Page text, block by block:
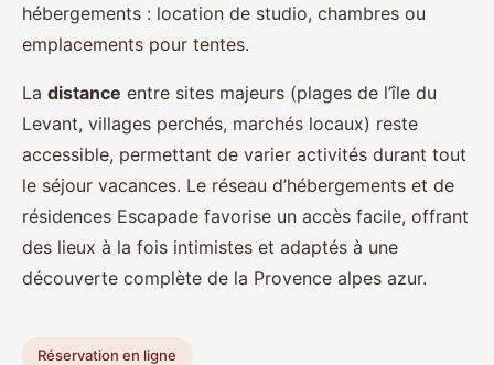
hébergements : location de studio, chambres ou
emplacements pour tentes.
La distance entre sites majeurs (plages de l’île du
Levant, villages perchés, marchés locaux) reste
accessible, permettant de varier activités durant tout
le séjour vacances. Le réseau d’hébergements et de
résidences Escapade favorise un accès facile, offrant
des lieux à la fois intimistes et adaptés à une
découverte complète de la Provence alpes azur.
Réservation en ligne